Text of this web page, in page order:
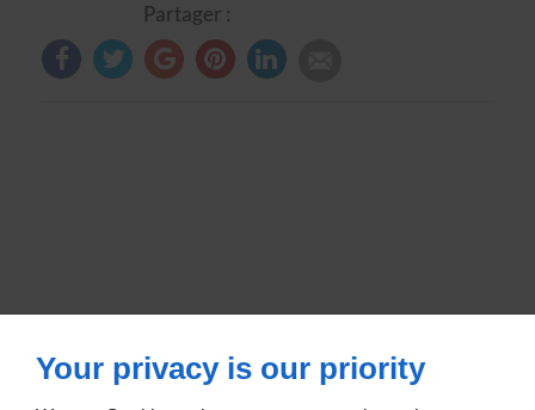
Partager :
Your privacy is our priority